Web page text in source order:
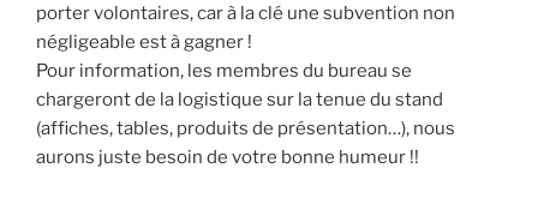
porter volontaires, car à la clé une subvention non
négligeable est à gagner !
Pour information, les membres du bureau se
chargeront de la logistique sur la tenue du stand
(affiches, tables, produits de présentation…), nous
aurons juste besoin de votre bonne humeur !!